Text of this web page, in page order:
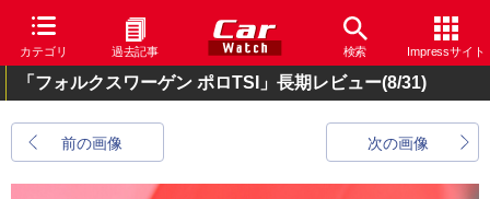
カテゴリ 過去記事 検索 Impressサイト
「フォルクスワーゲン ポロTSI」長期レビュー(8/31)
前の画像 次の画像